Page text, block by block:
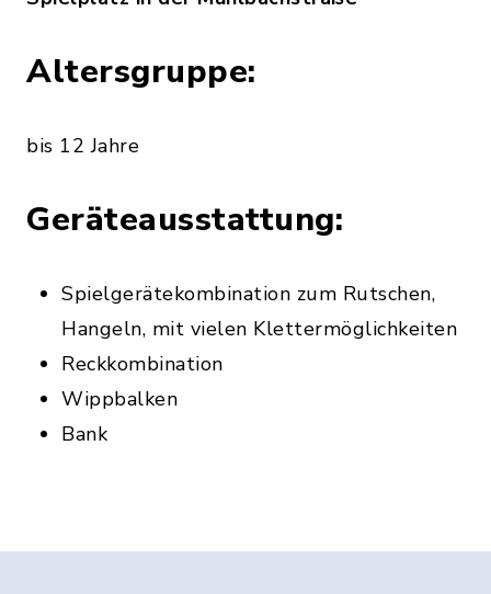
Altersgruppe:
bis 12 Jahre
Geräteausstattung:
Spielgerätekombination zum Rutschen,
Hangeln, mit vielen Klettermöglichkeiten
Reckkombination
Wippbalken
Bank